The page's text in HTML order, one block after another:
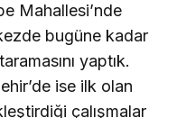
Mahallesi’nde
bugüne kadar
yaptık.
ise ilk olan
çalışmalar